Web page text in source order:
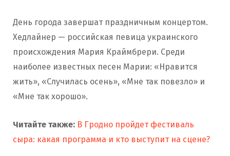
День города завершат праздничным концертом.
Хедлайнер — российская певица украинского
происхождения Мария Краймбрери. Среди
наиболее известных песен Марии: «Нравится
жить», «Случилась осень», «Мне так повезло» и
«Мне так хорошо».
Читайте также: В Гродно пройдет фестиваль
сыра: какая программа и кто выступит на сцене?